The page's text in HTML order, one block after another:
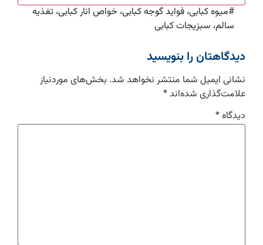
#میوه کبابی، فواید گوجه کبابی، خواص انار کبابی، تغذیه
سالم، سبزیجات کبابی
دیدگاهتان را بنویسید
نشانی ایمیل شما منتشر نخواهد شد. بخش‌های موردنیاز
علامت‌گذاری شده‌اند*
دیدگاه*